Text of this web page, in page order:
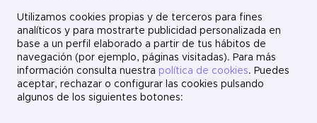
Únete
Contacto
LinkedIn
X
Instagram
YouTube
Utilizamos cookies propias y de terceros para fines
analíticos y para mostrarte publicidad personalizada en
base a un perfil elaborado a partir de tus hábitos de
navegación (por ejemplo, páginas visitadas). Para más
información consulta nuestra política de cookies. Puedes
aceptar, rechazar o configurar las cookies pulsando
algunos de los siguientes botones: